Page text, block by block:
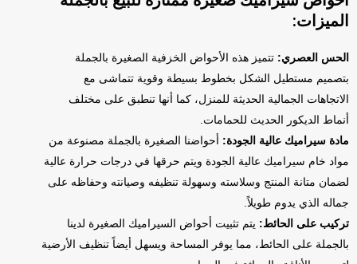
الميزات:
الحس العصري: تتميز هذه الأحواض الخزفية الصغيرة بالجملة
بتصميم مستطيل الشكل بخطوط بسيطة وقوية تتماشى مع
الاتجاهات الجمالية الحديثة للمنزل، كما أنها تنطبق على مختلف
أنماط الديكور الحديث للحمامات.
مادة سيراميك عالية الجودة: أحواضنا الصغيرة بالجملة مصنوعة من
مواد خام سيراميك عالية الجودة ويتم حرقها في درجات حرارة عالية
لضمان متانة المنتج وسلاسته وسهولة تنظيفه وصيانته وحفاظه على
جماله الذي يدوم طويلاً.
تركيب على الحائط: يتم تثبيت أحواض السيراميك الصغيرة لدينا
بالجملة على الحائط، مما يوفر المساحة ويسهل أيضاً تنظيف الأرضية